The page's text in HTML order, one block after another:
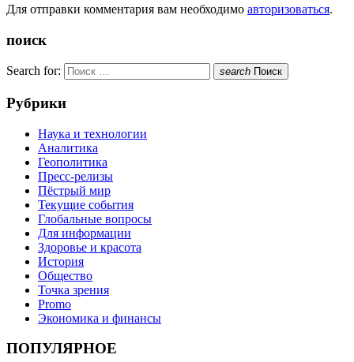
Для отправки комментария вам необходимо авторизоваться.
поиск
Search for: search Поиск
Рубрики
Наука и технологии
Аналитика
Геополитика
Пресс-релизы
Пёстрый мир
Текущие события
Глобальные вопросы
Для информации
Здоровье и красота
История
Общество
Точка зрения
Promo
Экономика и финансы
ПОПУЛЯРНОЕ